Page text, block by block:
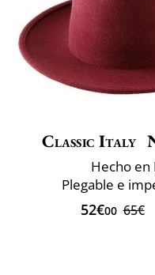
Classic Italy
Hecho en
Plegable e
52€00 65€